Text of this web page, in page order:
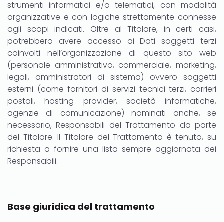
strumenti informatici e/o telematici, con modalità
organizzative e con logiche strettamente connesse
agli scopi indicati. Oltre al Titolare, in certi casi,
potrebbero avere accesso ai Dati soggetti terzi
coinvolti nell’organizzazione di questo sito web
(personale amministrativo, commerciale, marketing,
legali, amministratori di sistema) ovvero soggetti
esterni (come fornitori di servizi tecnici terzi, corrieri
postali, hosting provider, società informatiche,
agenzie di comunicazione) nominati anche, se
necessario, Responsabili del Trattamento da parte
del Titolare. Il Titolare del Trattamento è tenuto, su
richiesta a fornire una lista sempre aggiornata dei
Responsabili.
Base giuridica del trattamento